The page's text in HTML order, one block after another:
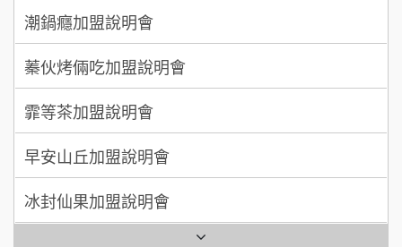
徐 先生/小姐 新北市
加盟預算
何 先生/小姐
加盟預算
呂 先生/小姐
加盟預算 200萬~400萬
蓁伙烤倆吃加盟說明會
霏等茶加盟說明會
早安山丘加盟說明會
冰封仙果加盟說明會
Ramble Café 漫步藍咖啡加盟說明會
上宇林加盟說明會
莫尼早餐Morni加盟說明會
手作功夫茶加盟說明會
SHARE TEA歇腳亭加盟說明會
潮味決-湯滷專門店加盟說明會